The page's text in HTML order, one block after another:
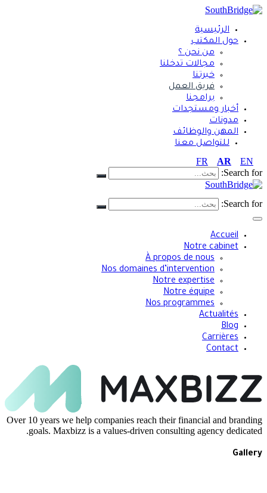
الرئيسية
حول المكتب
من نحن ؟
مجالات تدخلنا
خبرتنا
فريق العمل
برامجنا
أخبار ومستجدات
مدونات
المهن والوظائف
للتواصل معنا
FR AR
EN
Search
FR
AR
EN
Search
Accueil
Notre cabinet
À propos de nous
Nos domaines d’intervention
Notre expertise
Notre équipe
Nos programmes
Actualités
Blog
Carrières
Contact
Over 10 years we help companies reach their financial and
goals. Maxbizz is a values-driven consulting agency